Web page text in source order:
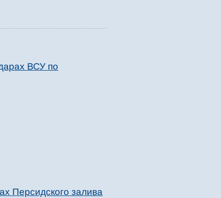
ВСУ по
Персидского залива